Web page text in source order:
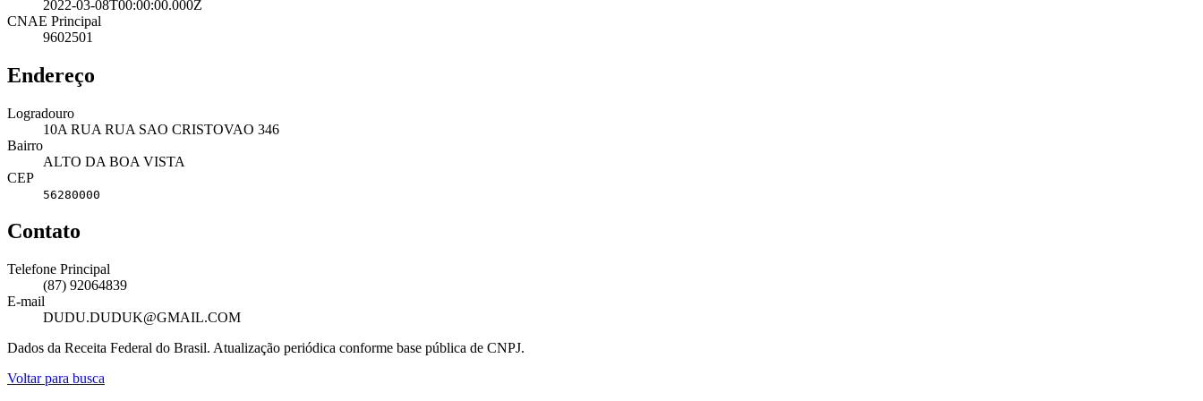
2022-03-08T00:00:00.000Z
CNAE Principal
9602501
Endereço
Logradouro
10A RUA RUA SAO CRISTOVAO 346
Bairro
ALTO DA BOA VISTA
CEP
56280000
Contato
Telefone Principal
(87) 92064839
E-mail
DUDU.DUDUK@GMAIL.COM
Dados da Receita Federal do Brasil. Atualização periódica conforme base pública de CNPJ.
Voltar para busca